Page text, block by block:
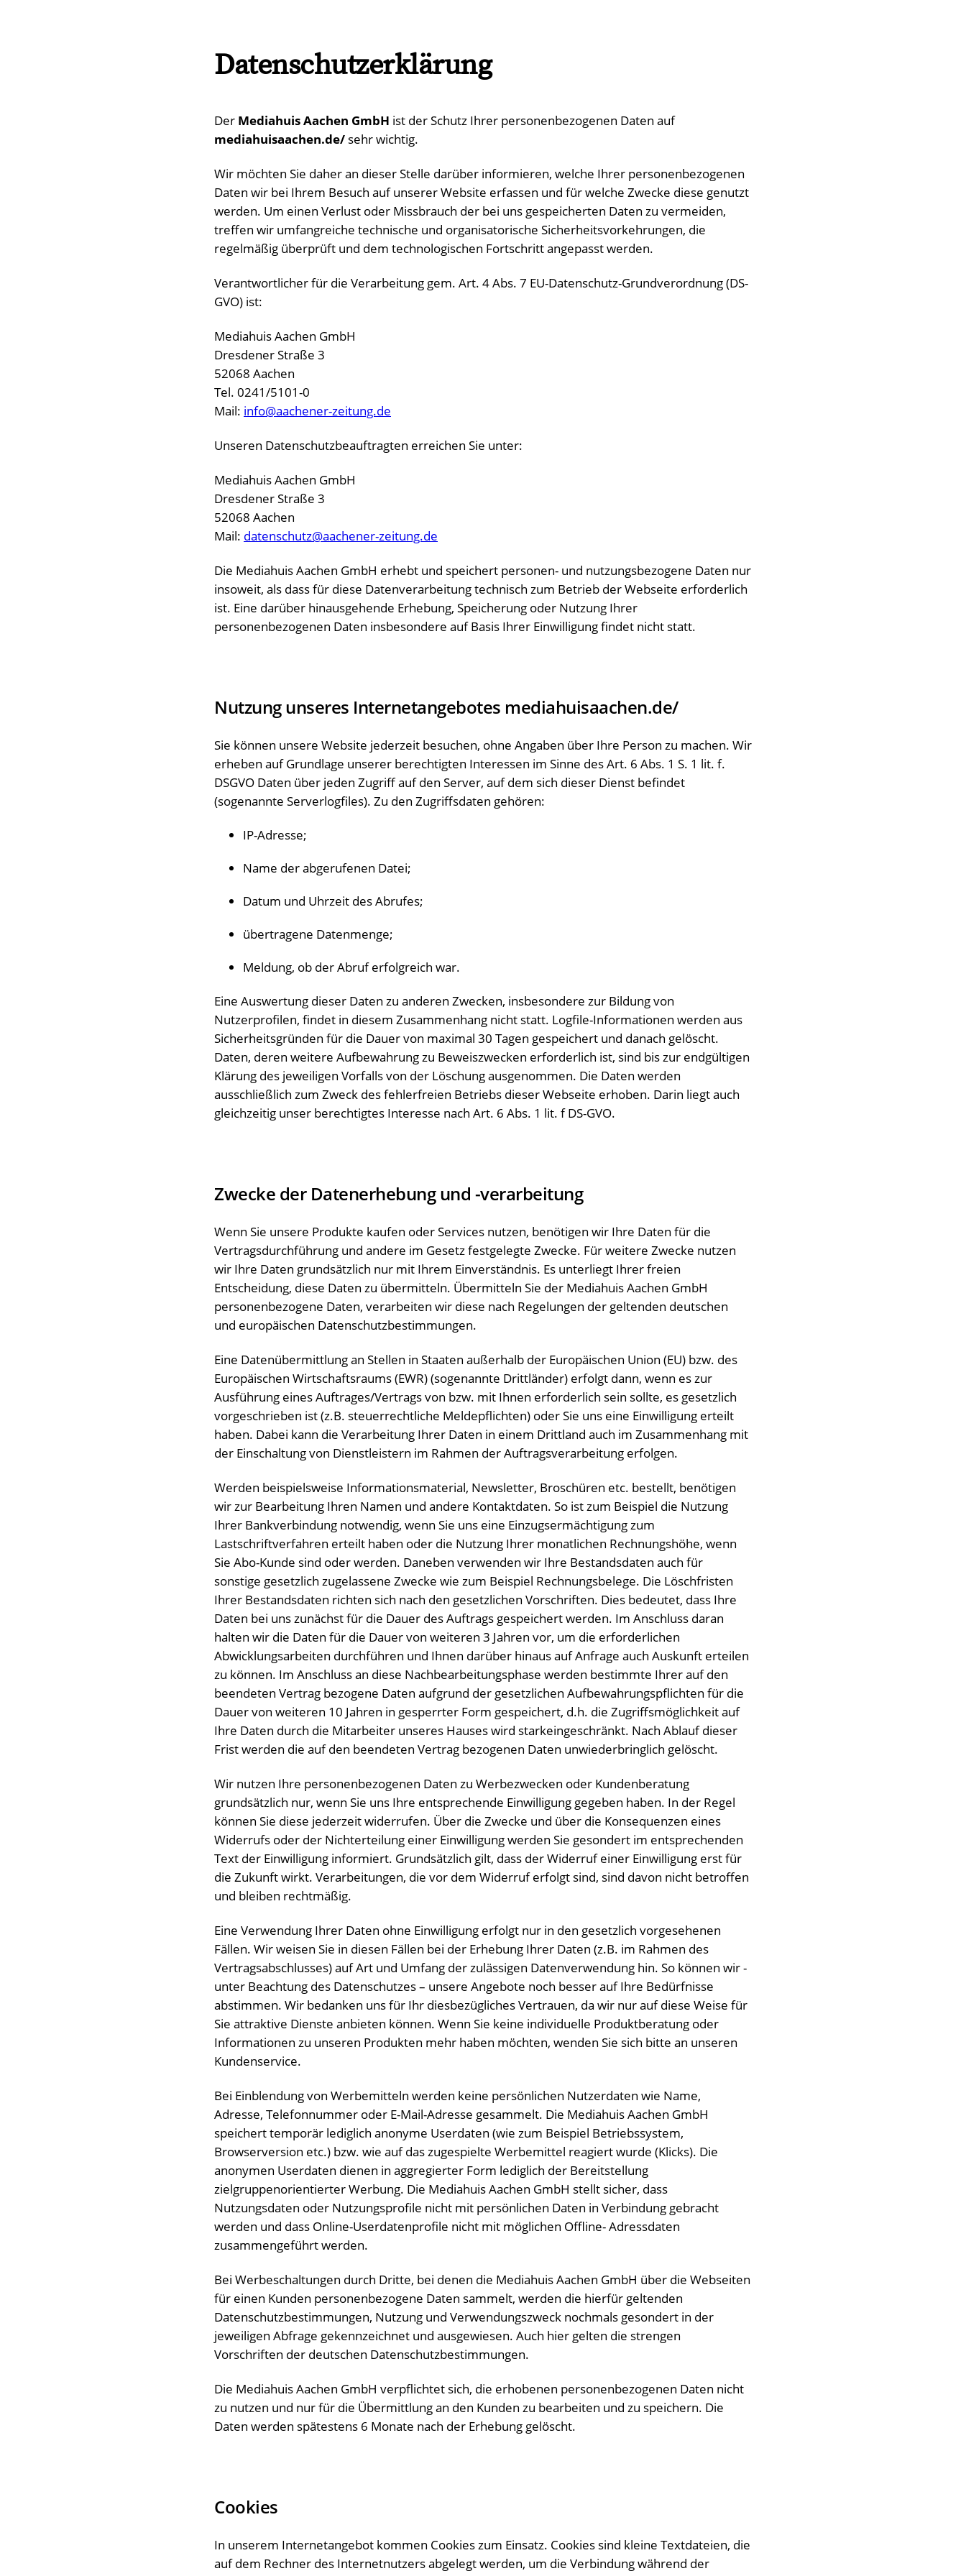
Datenschutzerklärung
Der Mediahuis Aachen GmbH ist der Schutz Ihrer personenbezogenen Daten auf
mediahuisaachen.de/ sehr wichtig.
Wir möchten Sie daher an dieser Stelle darüber informieren, welche Ihrer personenbezogenen
Daten wir bei Ihrem Besuch auf unserer Website erfassen und für welche Zwecke diese genutzt
werden. Um einen Verlust oder Missbrauch der bei uns gespeicherten Daten zu vermeiden,
treffen wir umfangreiche technische und organisatorische Sicherheitsvorkehrungen, die
regelmäßig überprüft und dem technologischen Fortschritt angepasst werden.
Verantwortlicher für die Verarbeitung gem. Art. 4 Abs. 7 EU-Datenschutz-Grundverordnung (DS-
GVO) ist:
Mediahuis Aachen GmbH
Dresdener Straße 3
52068 Aachen
Tel. 0241/5101-0
Mail: info@aachener-zeitung.de
Unseren Datenschutzbeauftragten erreichen Sie unter:
Mediahuis Aachen GmbH
Dresdener Straße 3
52068 Aachen
Mail: datenschutz@aachener-zeitung.de
Die Mediahuis Aachen GmbH erhebt und speichert personen- und nutzungsbezogene Daten nur
insoweit, als dass für diese Datenverarbeitung technisch zum Betrieb der Webseite erforderlich
ist. Eine darüber hinausgehende Erhebung, Speicherung oder Nutzung Ihrer
personenbezogenen Daten insbesondere auf Basis Ihrer Einwilligung findet nicht statt.
Nutzung unseres Internetangebotes mediahuisaachen.de/
Sie können unsere Website jederzeit besuchen, ohne Angaben über Ihre Person zu machen. Wir
erheben auf Grundlage unserer berechtigten Interessen im Sinne des Art. 6 Abs. 1 S. 1 lit. f.
DSGVO Daten über jeden Zugriff auf den Server, auf dem sich dieser Dienst befindet
(sogenannte Serverlogfiles). Zu den Zugriffsdaten gehören:
IP-Adresse;
Name der abgerufenen Datei;
Datum und Uhrzeit des Abrufes;
übertragene Datenmenge;
Meldung, ob der Abruf erfolgreich war.
Eine Auswertung dieser Daten zu anderen Zwecken, insbesondere zur Bildung von
Nutzerprofilen, findet in diesem Zusammenhang nicht statt. Logfile-Informationen werden aus
Sicherheitsgründen für die Dauer von maximal 30 Tagen gespeichert und danach gelöscht.
Daten, deren weitere Aufbewahrung zu Beweiszwecken erforderlich ist, sind bis zur endgültigen
Klärung des jeweiligen Vorfalls von der Löschung ausgenommen. Die Daten werden
ausschließlich zum Zweck des fehlerfreien Betriebs dieser Webseite erhoben. Darin liegt auch
gleichzeitig unser berechtigtes Interesse nach Art. 6 Abs. 1 lit. f DS-GVO.
Zwecke der Datenerhebung und -verarbeitung
Wenn Sie unsere Produkte kaufen oder Services nutzen, benötigen wir Ihre Daten für die
Vertragsdurchführung und andere im Gesetz festgelegte Zwecke. Für weitere Zwecke nutzen
wir Ihre Daten grundsätzlich nur mit Ihrem Einverständnis. Es unterliegt Ihrer freien
Entscheidung, diese Daten zu übermitteln. Übermitteln Sie der Mediahuis Aachen GmbH
personenbezogene Daten, verarbeiten wir diese nach Regelungen der geltenden deutschen
und europäischen Datenschutzbestimmungen.
Eine Datenübermittlung an Stellen in Staaten außerhalb der Europäischen Union (EU) bzw. des
Europäischen Wirtschaftsraums (EWR) (sogenannte Drittländer) erfolgt dann, wenn es zur
Ausführung eines Auftrages/Vertrags von bzw. mit Ihnen erforderlich sein sollte, es gesetzlich
vorgeschrieben ist (z.B. steuerrechtliche Meldepflichten) oder Sie uns eine Einwilligung erteilt
haben. Dabei kann die Verarbeitung Ihrer Daten in einem Drittland auch im Zusammenhang mit
der Einschaltung von Dienstleistern im Rahmen der Auftragsverarbeitung erfolgen.
Werden beispielsweise Informationsmaterial, Newsletter, Broschüren etc. bestellt, benötigen
wir zur Bearbeitung Ihren Namen und andere Kontaktdaten. So ist zum Beispiel die Nutzung
Ihrer Bankverbindung notwendig, wenn Sie uns eine Einzugsermächtigung zum
Lastschriftverfahren erteilt haben oder die Nutzung Ihrer monatlichen Rechnungshöhe, wenn
Sie Abo-Kunde sind oder werden. Daneben verwenden wir Ihre Bestandsdaten auch für
sonstige gesetzlich zugelassene Zwecke wie zum Beispiel Rechnungsbelege. Die Löschfristen
Ihrer Bestandsdaten richten sich nach den gesetzlichen Vorschriften. Dies bedeutet, dass Ihre
Daten bei uns zunächst für die Dauer des Auftrags gespeichert werden. Im Anschluss daran
halten wir die Daten für die Dauer von weiteren 3 Jahren vor, um die erforderlichen
Abwicklungsarbeiten durchführen und Ihnen darüber hinaus auf Anfrage auch Auskunft erteilen
zu können. Im Anschluss an diese Nachbearbeitungsphase werden bestimmte Ihrer auf den
beendeten Vertrag bezogene Daten aufgrund der gesetzlichen Aufbewahrungspflichten für die
Dauer von weiteren 10 Jahren in gesperrter Form gespeichert, d.h. die Zugriffsmöglichkeit auf
Ihre Daten durch die Mitarbeiter unseres Hauses wird starkeingeschränkt. Nach Ablauf dieser
Frist werden die auf den beendeten Vertrag bezogenen Daten unwiederbringlich gelöscht.
Wir nutzen Ihre personenbezogenen Daten zu Werbezwecken oder Kundenberatung
grundsätzlich nur, wenn Sie uns Ihre entsprechende Einwilligung gegeben haben. In der Regel
können Sie diese jederzeit widerrufen. Über die Zwecke und über die Konsequenzen eines
Widerrufs oder der Nichterteilung einer Einwilligung werden Sie gesondert im entsprechenden
Text der Einwilligung informiert. Grundsätzlich gilt, dass der Widerruf einer Einwilligung erst für
die Zukunft wirkt. Verarbeitungen, die vor dem Widerruf erfolgt sind, sind davon nicht betroffen
und bleiben rechtmäßig.
Eine Verwendung Ihrer Daten ohne Einwilligung erfolgt nur in den gesetzlich vorgesehenen
Fällen. Wir weisen Sie in diesen Fällen bei der Erhebung Ihrer Daten (z.B. im Rahmen des
Vertragsabschlusses) auf Art und Umfang der zulässigen Datenverwendung hin. So können wir -
unter Beachtung des Datenschutzes – unsere Angebote noch besser auf Ihre Bedürfnisse
abstimmen. Wir bedanken uns für Ihr diesbezügliches Vertrauen, da wir nur auf diese Weise für
Sie attraktive Dienste anbieten können. Wenn Sie keine individuelle Produktberatung oder
Informationen zu unseren Produkten mehr haben möchten, wenden Sie sich bitte an unseren
Kundenservice.
Bei Einblendung von Werbemitteln werden keine persönlichen Nutzerdaten wie Name,
Adresse, Telefonnummer oder E-Mail-Adresse gesammelt. Die Mediahuis Aachen GmbH
speichert temporär lediglich anonyme Userdaten (wie zum Beispiel Betriebssystem,
Browserversion etc.) bzw. wie auf das zugespielte Werbemittel reagiert wurde (Klicks). Die
anonymen Userdaten dienen in aggregierter Form lediglich der Bereitstellung
zielgruppenorientierter Werbung. Die Mediahuis Aachen GmbH stellt sicher, dass
Nutzungsdaten oder Nutzungsprofile nicht mit persönlichen Daten in Verbindung gebracht
werden und dass Online-Userdatenprofile nicht mit möglichen Offline- Adressdaten
zusammengeführt werden.
Bei Werbeschaltungen durch Dritte, bei denen die Mediahuis Aachen GmbH über die Webseiten
für einen Kunden personenbezogene Daten sammelt, werden die hierfür geltenden
Datenschutzbestimmungen, Nutzung und Verwendungszweck nochmals gesondert in der
jeweiligen Abfrage gekennzeichnet und ausgewiesen. Auch hier gelten die strengen
Vorschriften der deutschen Datenschutzbestimmungen.
Die Mediahuis Aachen GmbH verpflichtet sich, die erhobenen personenbezogenen Daten nicht
zu nutzen und nur für die Übermittlung an den Kunden zu bearbeiten und zu speichern. Die
Daten werden spätestens 6 Monate nach der Erhebung gelöscht.
Cookies
In unserem Internetangebot kommen Cookies zum Einsatz. Cookies sind kleine Textdateien, die
auf dem Rechner des Internetnutzers abgelegt werden, um die Verbindung während der